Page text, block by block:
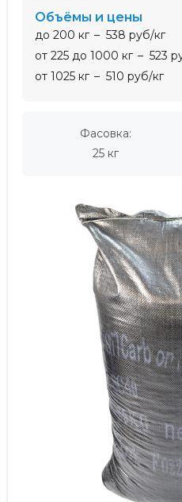
Фасовка:
25 кг
Объёмы и цены
до 200 кг
538 руб/кг
от 225 до 1000 кг
523
от 1025 кг
510 руб/кг